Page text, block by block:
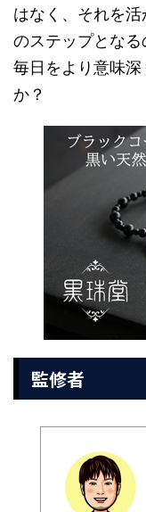
はなく、それを
のステップとなる
毎日をより意味
か？
監修者